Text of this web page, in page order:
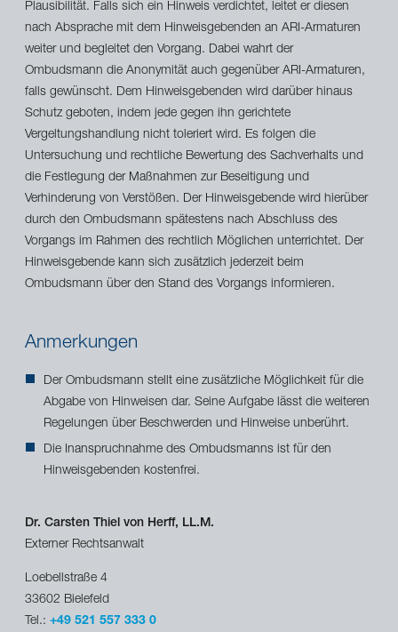
Plausibilität. Falls sich ein Hinweis verdichtet, leitet er diesen
nach Absprache mit dem Hinweisgebenden an ARI-Armaturen
weiter und begleitet den Vorgang. Dabei wahrt der
Ombudsmann die Anonymität auch gegenüber ARI-Armaturen,
falls gewünscht. Dem Hinweisgebenden wird darüber hinaus
Schutz geboten, indem jede gegen ihn gerichtete
Vergeltungshandlung nicht toleriert wird. Es folgen die
Untersuchung und rechtliche Bewertung des Sachverhalts und
die Festlegung der Maßnahmen zur Beseitigung und
Verhinderung von Verstößen. Der Hinweisgebende wird hierüber
durch den Ombudsmann spätestens nach Abschluss des
Vorgangs im Rahmen des rechtlich Möglichen unterrichtet. Der
Hinweisgebende kann sich zusätzlich jederzeit beim
Ombudsmann über den Stand des Vorgangs informieren.
Anmerkungen
Der Ombudsmann stellt eine zusätzliche Möglichkeit für die
Abgabe von Hinweisen dar. Seine Aufgabe lässt die weiteren
Regelungen über Beschwerden und Hinweise unberührt.
Die Inanspruchnahme des Ombudsmanns ist für den
Hinweisgebenden kostenfrei.
Dr. Carsten Thiel von Herff, LL.M.
Externer Rechtsanwalt
Loebellstraße 4
33602 Bielefeld
Tel.: +49 521 557 333 0